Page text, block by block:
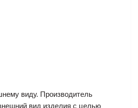
виду. Производитель
вид изделия с целью